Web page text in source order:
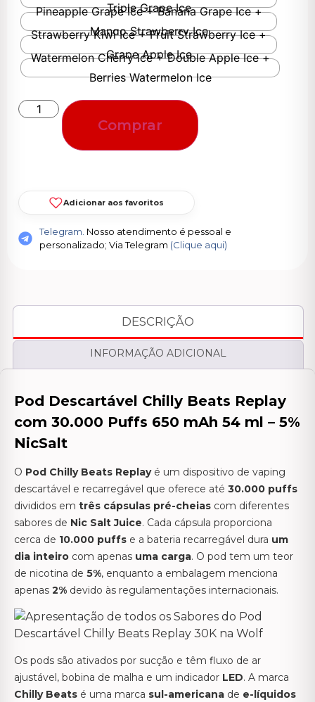
Triple Grape Ice
Pineapple Grape Ice + Banana Grape Ice +
Mango Strawberry Ice
Strawberry Kiwi Ice + Fruit Strawberry Ice +
Grape Apple Ice
Watermelon Cherry Ice + Double Apple Ice +
Berries Watermelon Ice
Comprar
Adicionar aos favoritos
Telegram. Nosso atendimento é pessoal e
personalizado; Via Telegram (Clique aqui)
DESCRIÇÃO
INFORMAÇÃO ADICIONAL
Pod Descartável Chilly Beats Replay
com 30.000 Puffs 650 mAh 54 ml – 5%
NicSalt
O Pod Chilly Beats Replayé um dispositivo de vaping
descartável e recarregável que oferece até 30.000 puffs
divididos em três cápsulas pré-cheias com diferentes
sabores de Nic Salt Juice. Cada cápsula proporciona
cerca de 10.000 puffs e a bateria recarregável dura um
dia inteiro com apenas uma carga. O pod tem um teor
de nicotina de 5%, enquanto a embalagem menciona
apenas 2% devido às regulamentações internacionais.
Os pods são ativados por sucção e têm fluxo de ar
ajustável, bobina de malha e um indicador LED. A marca
Chilly Beats é uma marca sul-americana de e-líquidos